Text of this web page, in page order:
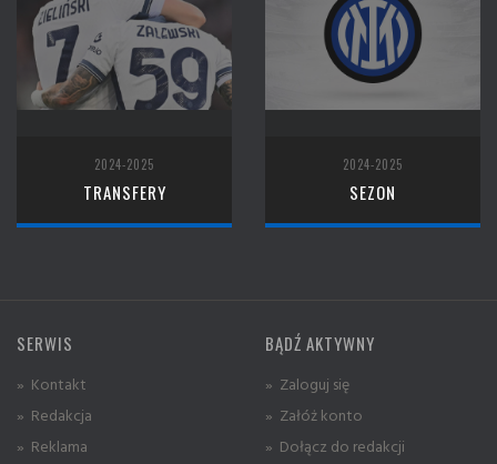
2024-2025
TRANSFERY
2024-2025
SEZON
SERWIS
» Kontakt
» Redakcja
» Reklama
BĄDŹ AKTYWNY
» Zaloguj się
» Załóż konto
» Dołącz do redakcji